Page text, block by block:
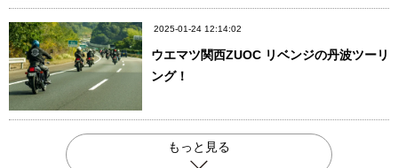
2025-01-24 12:14:02
ウエマツ関西ZUOC リベンジの丹波ツーリ
ング！
もっと見る